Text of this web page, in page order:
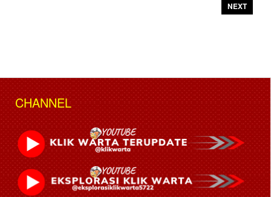
NEXT
CHANNEL